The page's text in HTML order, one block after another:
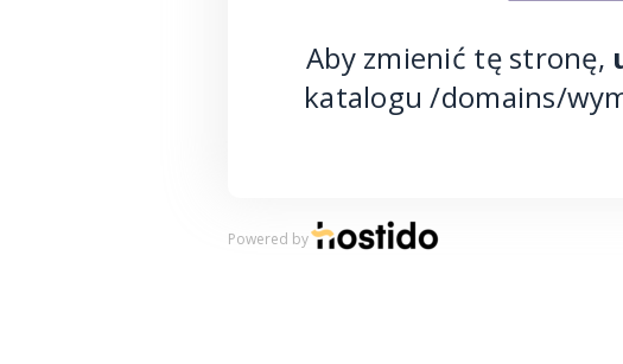
Aby zmienić tę stronę,
katalogu /domains/
Powered by